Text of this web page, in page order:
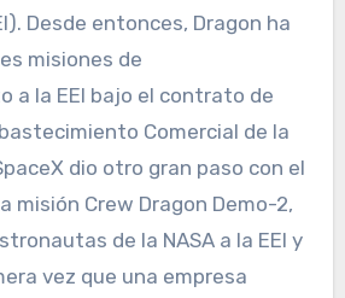
Desde entonces, Dragon ha
misiones de
a la EEI bajo el contrato de
Comercial de la
dio otro gran paso con el
misión Crew Dragon Demo-2,
de la NASA a la EEI y
vez que una empresa